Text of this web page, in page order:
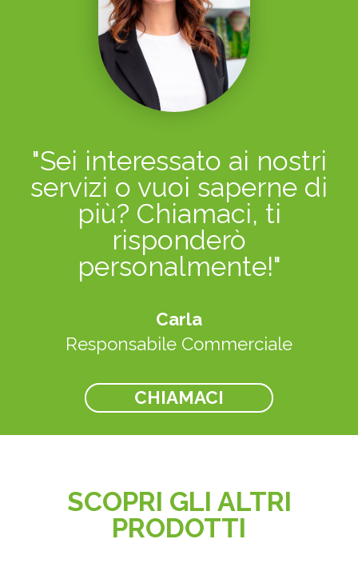
"Sei interessato ai nostri
servizi o vuoi saperne di
più? Chiamaci, ti
risponderò
personalmente!"
Carla
Responsabile Commerciale
CHIAMACI
SCOPRI GLI ALTRI
PRODOTTI